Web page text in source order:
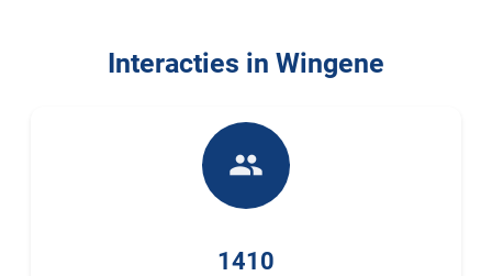
Interacties in Wingene
people
1410